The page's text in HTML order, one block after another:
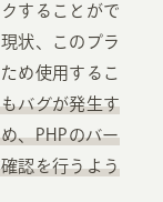
することがで
状、このプラ
め使用するこ
バグが発生す
、PHPのバー
認を行うよう